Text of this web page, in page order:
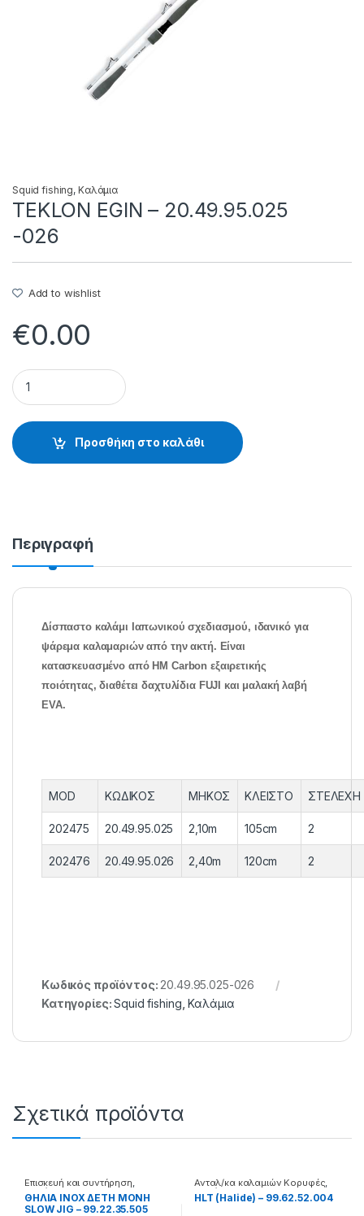
Squid fishing, Καλάμια
TEKLON EGIN – 20.49.95.025
-026
Add to wishlist
€0.00
TEKLON EGIN - 20.49.95.025-026 quantity
Προσθήκη στο καλάθι
Περιγραφή
Δίσπαστο καλάμι Ιαπωνικού σχεδιασμού, ιδανικό για
ψάρεμα καλαμαριών από την ακτή. Είναι
κατασκευασμένο από HM Carbon εξαιρετικής
ποιότητας, διαθέτει δαχτυλίδια FUJI και μαλακή λαβή
EVA.
MOD ΚΩΔΙΚΟΣ ΜΗΚΟΣ ΚΛΕΙΣΤΟ ΣΤΕΛΕΧΗ
202475 20.49.95.025 2,10m 105cm 2
202476 20.49.95.026 2,40m 120cm 2
Κωδικός προϊόντος: 20.49.95.025-026
Κατηγορίες:Squid fishing ,Καλάμια
Σχετικά προϊόντα
Επισκευή και συντήρηση
Καλάμια
ΘΗΛΙΑ INOX ΔΕΤΗ ΜΟΝΗ
SLOW JIG – 99.22.35.505
Ανταλ/κα καλαμιών Κορυφές
Καλάμια
HLT (Halide) – 99.62.52.004